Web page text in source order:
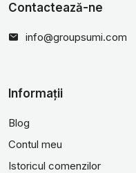
Contactează-ne
info@groupsumi.com
Informații
Blog
Contul meu
Istoricul comenzilor